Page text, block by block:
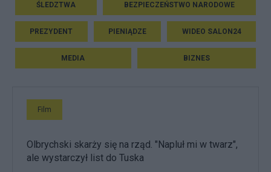
ŚLEDZTWA BEZPIECZEŃSTWO NARODOWE
PREZYDENT PIENIĄDZE WIDEO SALON24
MEDIA BIZNES
Film
Olbrychski skarży się na rząd. "Napluł mi w twarz",
ale wystarczył list do Tuska